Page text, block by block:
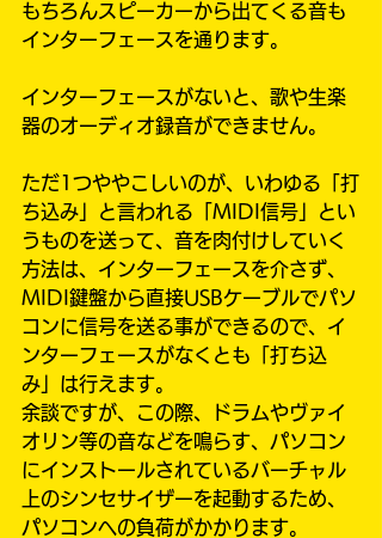
もちろんスピーカーから出てくる音も
インターフェースを通ります。
インターフェースがないと、歌や生楽
器のオーディオ録音ができません。
ただ1つややこしいのが、いわゆる「打
ち込み」と言われる「MIDI信号」とい
うものを送って、音を肉付けしていく
方法は、インターフェースを介さず、
MIDI鍵盤から直接USBケーブルでパソ
コンに信号を送る事ができるので、イ
ンターフェースがなくとも「打ち込
み」は行えます。
余談ですが、この際、ドラムやヴァイ
オリン等の音などを鳴らす、パソコン
にインストールされているバーチャル
上のシンセサイザーを起動するため、
パソコンへの負荷がかかります。